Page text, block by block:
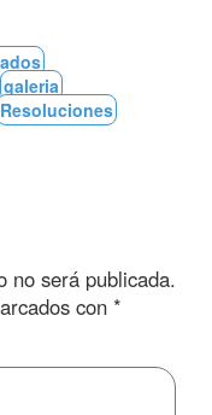
galeria
Resoluciones
no será publicada.
con *